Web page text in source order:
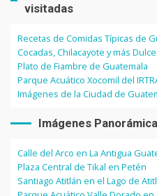
visitadas
Recetas de Comidas Típicas de
Cocadas, Chilacayote y más
Plato de Fiambre de Guatemala
Parque Acuático Xocomil del
Imágenes de la Ciudad de
Imágenes
Calle del Arco en La Antigua
Plaza Central de Tikal en Petén
Santiago Atitlán en el Lago de